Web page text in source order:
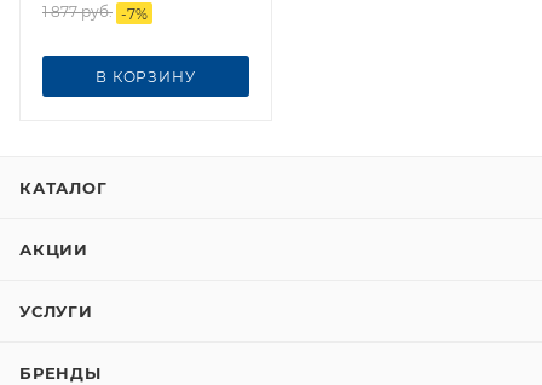
1 877руб. -7%
В КОРЗИНУ
КАТАЛОГ
АКЦИИ
УСЛУГИ
БРЕНДЫ